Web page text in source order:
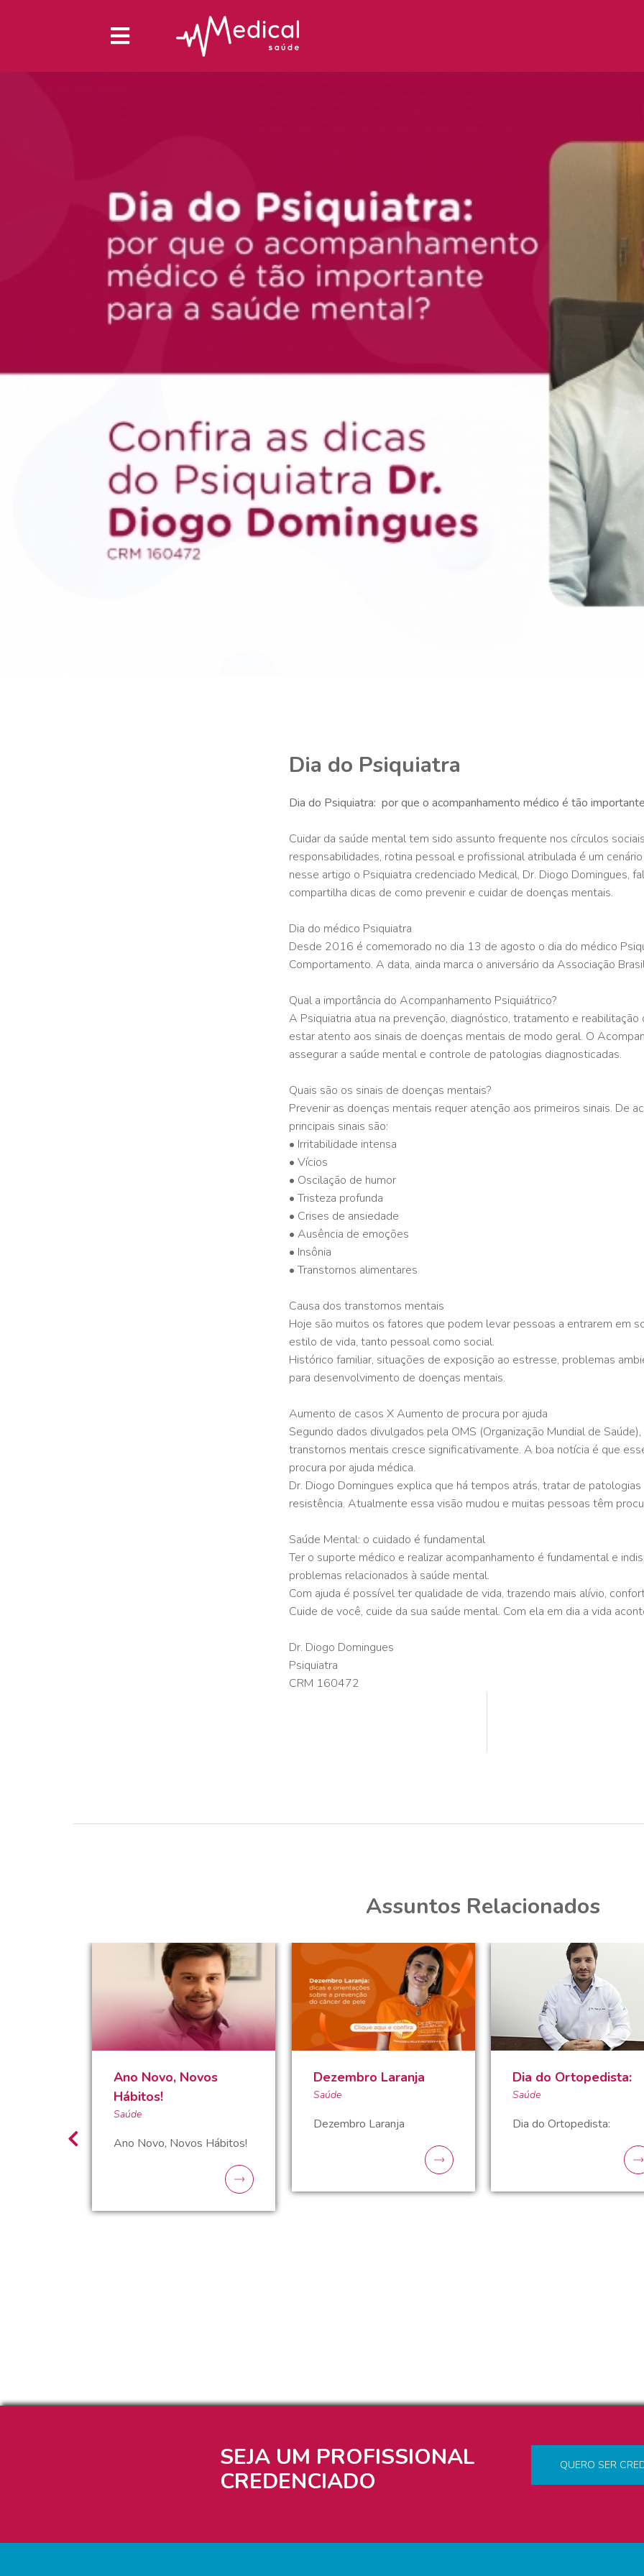
Dia do Psiquiatra
Dia do Psiquiatra: por que o acompanhamento médico é tão
Cuidar da saúde mental tem sido assunto frequente nos círculos
responsabilidades, rotina pessoal e profissional atribulada é um
nesse artigo o Psiquiatra credenciado Medical, Dr. Diogo Domingues,
compartilha dicas de como prevenir e cuidar de doenças mentais.
Dia do médico Psiquiatra
Desde 2016 é comemorado no dia 13 de agosto o dia do médico
Comportamento. A data, ainda marca o aniversário da Associação
Qual a importância do Acompanhamento Psiquiátrico?
A Psiquiatria atua na prevenção, diagnóstico, tratamento e
estar atento aos sinais de doenças mentais de modo geral. O
assegurar a saúde mental e controle de patologias diagnosticadas.
Quais são os sinais de doenças mentais?
Prevenir as doenças mentais requer atenção aos primeiros sinais. De
principais sinais são:
• Irritabilidade intensa
• Vícios
• Oscilação de humor
• Tristeza profunda
• Crises de ansiedade
• Ausência de emoções
• Insônia
• Transtornos alimentares
Causa dos transtornos mentais
Hoje são muitos os fatores que podem levar pessoas a entrarem em
estilo de vida, tanto pessoal como social.
Histórico familiar, situações de exposição ao estresse, problemas
para desenvolvimento de doenças mentais.
Aumento de casos X Aumento de procura por ajuda
Segundo dados divulgados pela OMS (Organização Mundial de
transtornos mentais cresce significativamente. A boa notícia é que
procura por ajuda médica.
Dr. Diogo Domingues explica que há tempos atrás, tratar de
resistência. Atualmente essa visão mudou e muitas pessoas têm
Saúde Mental: o cuidado é fundamental
Ter o suporte médico e realizar acompanhamento é fundamental e
problemas relacionados à saúde mental.
Com ajuda é possível ter qualidade de vida, trazendo mais alívio,
Cuide de você, cuide da sua saúde mental. Com ela em dia a vida
Dr. Diogo Domingues
Psiquiatra
CRM 160472
Assuntos Relacionados
Ano Novo, Novos
Hábitos!
Saúde
Ano Novo, Novos Hábitos!
Dezembro Laranja
Saúde
Dezembro Laranja
Dia do Ortopedista:
Saúde
Dia do Ortopedista:
SEJA UM PROFISSIONAL
CREDENCIADO
QUERO SER